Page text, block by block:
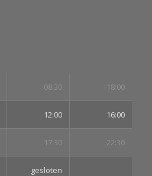
08:30 18:00
12:00 16:00
17:30 22:30
gesloten